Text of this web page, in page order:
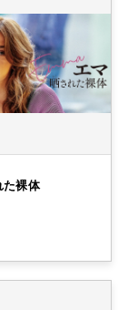
た裸体